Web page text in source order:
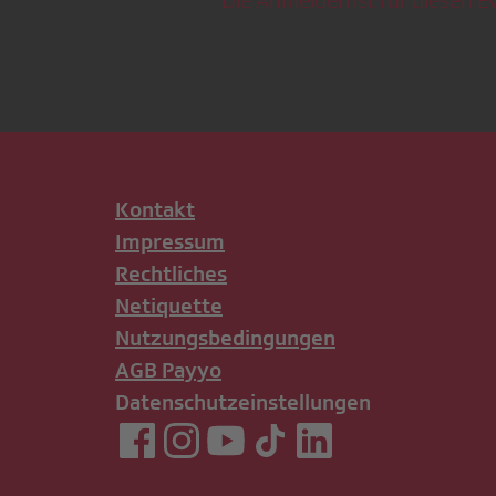
Kontakt
Impressum
Rechtliches
Netiquette
Nutzungsbedingungen
AGB Payyo
Datenschutzeinstellungen